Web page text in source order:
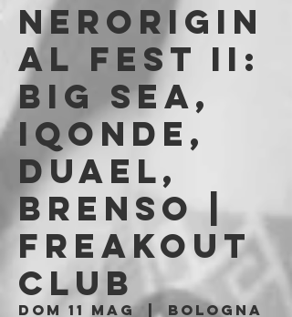
Nerorigin
al Fest II:
Big Sea,
Iqonde,
Duael,
Brenso |
Freakout
Club
dom 11 mag
  |
Bologna